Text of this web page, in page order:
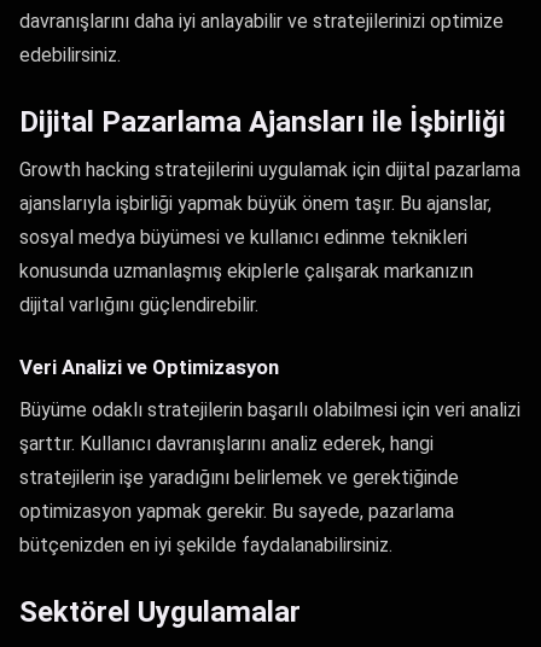
davranışlarını daha iyi anlayabilir ve stratejilerinizi optimize
edebilirsiniz.
Dijital Pazarlama Ajansları ile İşbirliği
Growth hacking stratejilerini uygulamak için dijital pazarlama
ajanslarıyla işbirliği yapmak büyük önem taşır. Bu ajanslar,
sosyal medya büyümesi ve kullanıcı edinme teknikleri
konusunda uzmanlaşmış ekiplerle çalışarak markanızın
dijital varlığını güçlendirebilir.
Veri Analizi ve Optimizasyon
Büyüme odaklı stratejilerin başarılı olabilmesi için veri analizi
şarttır. Kullanıcı davranışlarını analiz ederek, hangi
stratejilerin işe yaradığını belirlemek ve gerektiğinde
optimizasyon yapmak gerekir. Bu sayede, pazarlama
bütçenizden en iyi şekilde faydalanabilirsiniz.
Sektörel Uygulamalar